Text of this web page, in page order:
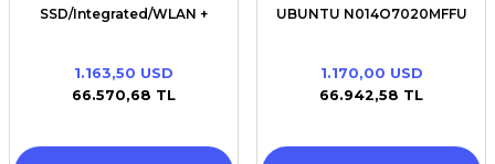
SSD/Integrated/WLAN +
1.163,50 USD
66.570,68 TL
UBUNTU N014O7020MFFU
1.170,00 USD
66.942,58 TL